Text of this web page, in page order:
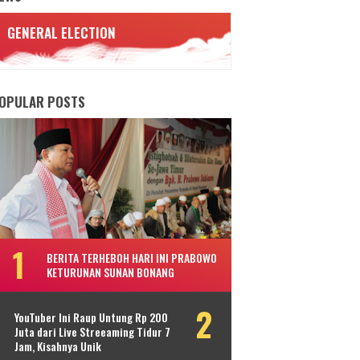
GENERAL ELECTION
POSTS
BERITA TERHEBOH HARI INI PRABOWO
KETURUNAN SUNAN BONANG
YouTuber Ini Raup Untung Rp 200
Juta dari Live Streeaming Tidur 7
Jam, Kisahnya Unik